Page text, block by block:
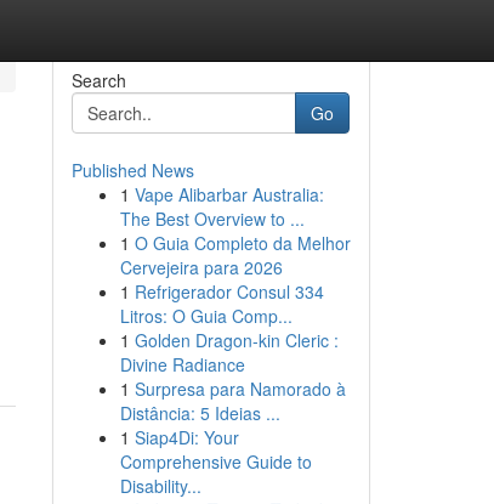
Search
Go
Published News
1 Vape Alibarbar Australia:
The Best Overview to ...
1 O Guia Completo da Melhor
Cervejeira para 2026
1 Refrigerador Consul 334
Litros: O Guia Comp...
1 Golden Dragon-kin Cleric :
Divine Radiance
1 Surpresa para Namorado à
Distância: 5 Ideias ...
1 Siap4Di: Your
Comprehensive Guide to
Disability...